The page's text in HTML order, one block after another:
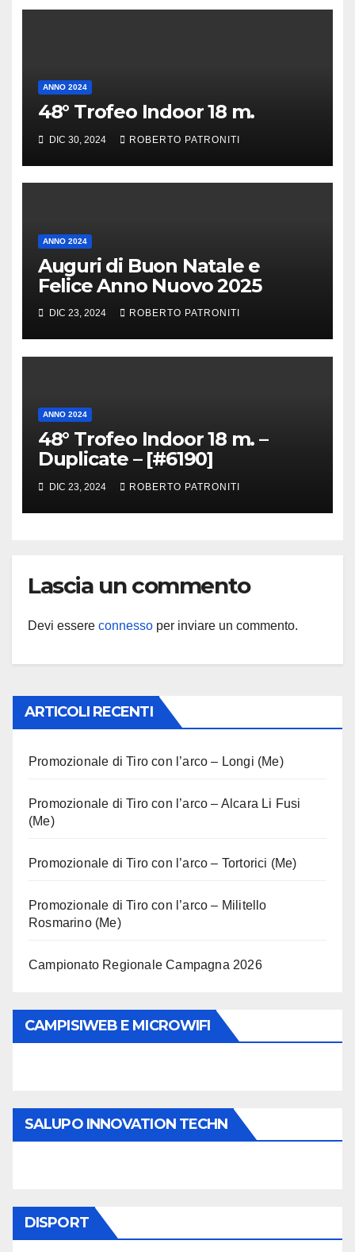
ANNO 2024
48° Trofeo Indoor 18 m.
DIC 30, 2024 ROBERTO PATRONITI
ANNO 2024
Auguri di Buon Natale e
Felice Anno Nuovo 2025
DIC 23, 2024 ROBERTO PATRONITI
ANNO 2024
48° Trofeo Indoor 18 m. –
Duplicate – [#6190]
DIC 23, 2024 ROBERTO PATRONITI
Lascia un commento
Devi essere connesso per inviare un commento.
ARTICOLI RECENTI
Promozionale di Tiro con l’arco – Longi (Me)
Promozionale di Tiro con l’arco – Alcara Li Fusi
(Me)
Promozionale di Tiro con l’arco – Tortorici (Me)
Promozionale di Tiro con l’arco – Militello
Rosmarino (Me)
Campionato Regionale Campagna 2026
CAMPISIWEB E MICROWIFI
SALUPO INNOVATION TECHN
DISPORT